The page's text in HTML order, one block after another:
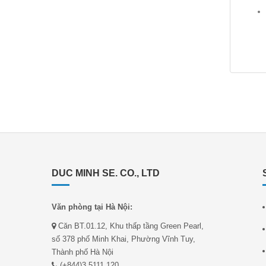
DUC MINH SE. CO., LTD
Văn phòng tại Hà Nội:
Căn BT.01.12, Khu thấp tầng Green Pearl,
số 378 phố Minh Khai, Phường Vĩnh Tuy,
Thành phố Hà Nội